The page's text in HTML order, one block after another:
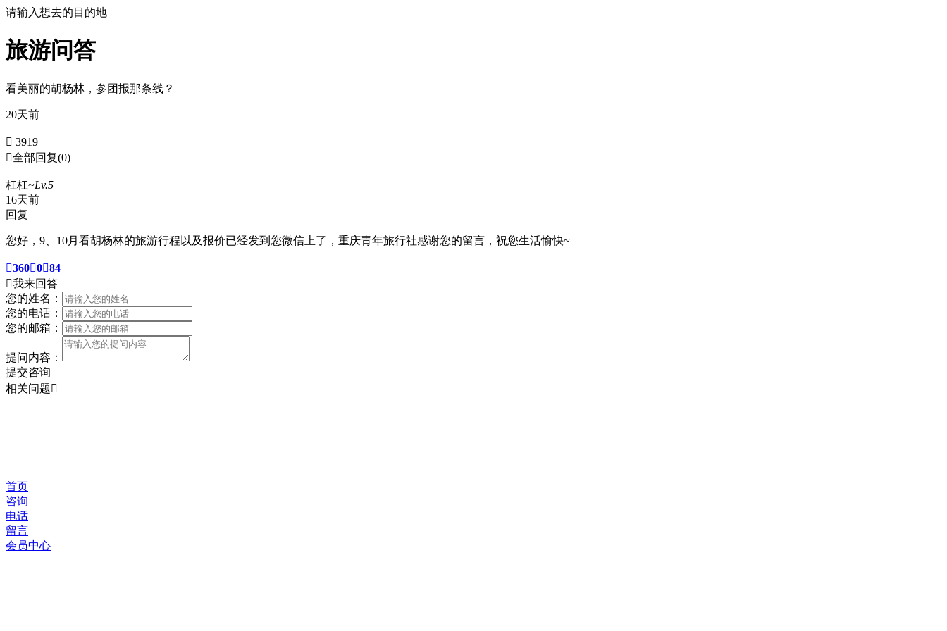
请输入想去的目的地
旅游问答
看美丽的胡杨林，参团报那条线？
20天前
 3919
全部回复(0)
杠杠~Lv.5
16天前
回复
您好，9、10月看胡杨林的旅游行程以及报价已经发到您微信上了，重庆青年旅行社感谢您的留言，祝您生活愉快~
360084
我来回答
您的姓名：
您的电话：
您的邮箱：
提问内容：
提交咨询
相关问题
首页
咨询
电话
留言
会员中心